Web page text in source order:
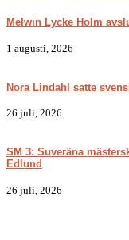
Melwin Lycke Holm
1 augusti, 2026
Nora Lindahl satte
26 juli, 2026
SM 3: Suveräna
Edlund
26 juli, 2026